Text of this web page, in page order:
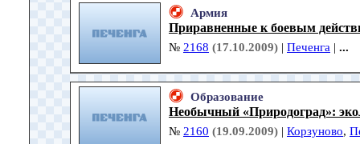
Армия
Приравненные к боевым
№ 2168 (17.10.2009) | Печенга | ...
Образование
Необычный «Природоград»:
№ 2160 (19.09.2009) | Корзуново,